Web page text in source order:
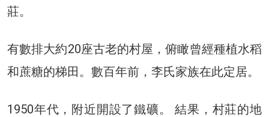
莊。
有數排大約20座古老的村屋，俯瞰曾經種植水稻
和蔗糖的梯田。數百年前，李氏家族在此定居。
1950年代，附近開設了鐵礦。 結果，村莊的地